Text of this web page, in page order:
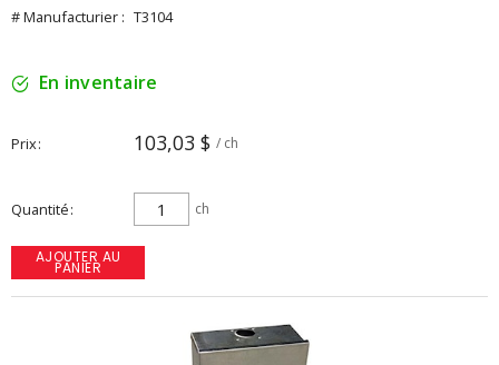
# Manufacturier : T3104
En inventaire
Prix 103,03 $ / ch
Quantité ch
AJOUTER AU
PANIER